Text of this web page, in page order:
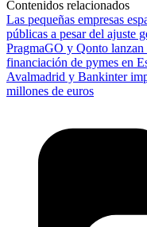
Contenidos relacionados
Las pequeñas empresas
públicas a pesar del ajuste
PragmaGO y Qonto
financiación de pymes en
Avalmadrid y Bankinter
millones de euros